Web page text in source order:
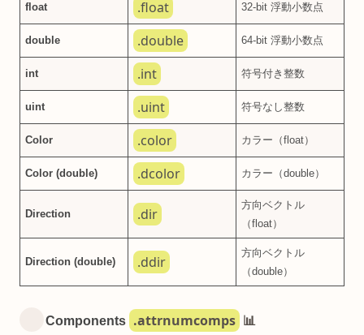
float .float 32-bit 浮動小数点
double .double 64-bit 浮動小数点
int .int 符号付き整数
uint .uint 符号なし整数
Color .color カラー（float）
Color (double) .dcolor カラー（double）
Direction .dir
方向ベクトル
（float）
Direction (double) .ddir
方向ベクトル
（double）
Components .attrnumcomps 📊